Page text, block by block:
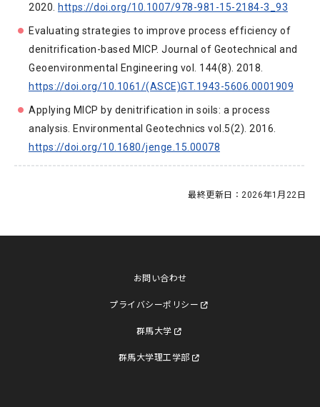
2020. https://doi.org/10.1007/978-981-15-2184-3_93
Evaluating strategies to improve process efficiency of
denitrification-based MICP. Journal of Geotechnical and
Geoenvironmental Engineering vol. 144(8). 2018.
https://doi.org/10.1061/(ASCE)GT.1943-5606.0001909
Applying MICP by denitrification in soils: a process
analysis. Environmental Geotechnics vol.5(2). 2016.
https://doi.org/10.1680/jenge.15.00078
最終更新日： 2026年1月22日
お問い合わせ
プライバシーポリシー
群馬大学
群馬大学理工学部